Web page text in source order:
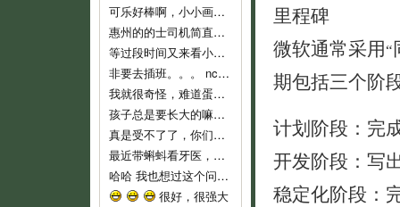
可乐好棒啊，小小画家！
惠州的的士司机简直就是人渣...服务态度不好..个人素质差..喜欢兜远路,花钱做他们的的士..他们反而是老大,还说争创文明城市,有
等过段时间又来看小可乐
非要去插班。。。 nc，nc，新时代的蛋痛。
我就很奇怪，难道蛋教主和教主夫人小时候没有去过幼儿园么？难倒不记得当时自己的心情吗？ 自从蛋教主一开始说通过洗脑，可以让小孩
孩子总是要长大的嘛，3岁上幼儿园也不算早吧，我们从来不乱给药给可乐吃的，就是发烧不高，我们也都是坚持监督喝水降温而已。长河叔叔，太
真是受不了了，你们就不能让可乐对幼儿园渐进适应吗？ 都开始出现生理反应了。再说，现在小孩这么小，不能随便用药，怎么像起来这么
最近带蝌蚪看牙医，医生说只要有牙齿就要开始刷牙！ 不过貌似小朋友不是很好教，蝌蚪现在非常愿意啃牙刷~ 听好些人提到巧虎里教刷牙
哈哈 我也想过这个问题。我不相信自己会有电影主角这么好的运气，所以宁愿跟那个最早发现问题的可怜科学家一样，全家人在一起……
很好，很强大
里程碑
微软通常采用“
期包括三个阶
计划阶段：完
开发阶段：写
稳定化阶段：